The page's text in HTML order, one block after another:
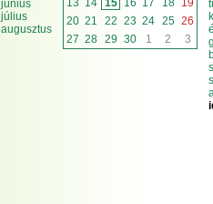
június
július
augusztus
20 21 22 23 24 25 26
27 28 29 30 1 2 3